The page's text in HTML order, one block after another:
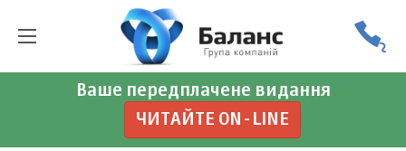
Ваше передплачене видання
ЧИТАЙТЕ ON-LINE